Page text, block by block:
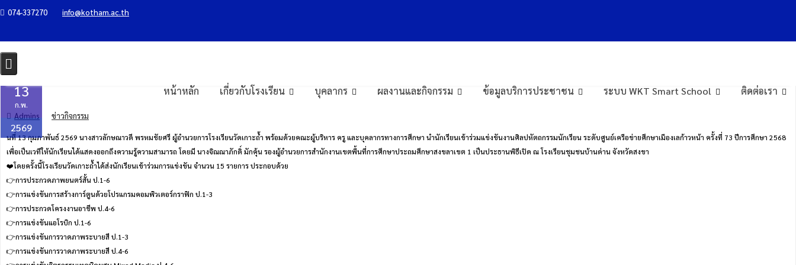
074-337270 info@kotham.ac.th
หน้าหลัก เกี่ยวกับโรงเรียน บุคลากร ผลงานและกิจกรรม ข้อมูลบริการประชาชน ระบบ WKT Smart School ติดต่อเรา
งานศิลปหัตถกรรมนักเรียน ระดับศูนย์เครือข่ายศึกษา
13
ก.พ.
2569
Admins ข่าวกิจกรรม
นที่ 13 กุมภาพันธ์ 2569 นางสาวลักษณาวดี พรหมชัยศรี ผู้อำนวยการโรงเรียนวัดเกาะถ้ำ พร้อมด้วยคณะผู้บริหาร ครู และบุคลากรทางการศึกษา นำนักเรียนเข้าร่วมแข่งขันงานศิลปหัตถกรรมนักเรียน ระดับศูนย์เครือข่ายศึกษาเมืองเลก้าวหน้า ครั้งที่ 73 ปีการศึกษา 2568
เพื่อเป็นเวทีให้นักเรียนได้แสดงออกถึงความรู้ความสามารถ โดยมี นางจิณณาภักดิ์ มักคุ้น รองผู้อำนวยการสำนักงานเขตพื้นที่การศึกษาประถมศึกษาสงขลาเขต 1 เป็นประธานพิธีเปิด ณ โรงเรียนชุมชนบ้านด่าน จังหวัดสงขา
❤️โดยครั้งนี้โรงเรียนวัดเกาะถ้ำได้ส่งนักเรียนเข้าร่วมการแข่งขัน จำนวน 15 รายการ ประกอบด้วย
👉การประกวดภาพยนตร์สั้น ป.1-6
👉การแข่งขันการสร้างการ์ตูนด้วยโปรแกรมคอมพิวเตอร์กราฟิก ป.1-3
👉การประกวดโครงงานอาชีพ ป.4-6
👉การแข่งขันแอโรบิก ป.1-6
👉การแข่งขันการวาดภาพระบายสี ป.1-3
👉การแข่งขันการวาดภาพระบายสี ป.4-6